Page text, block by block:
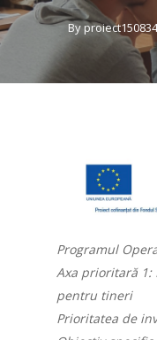
Byproiect150834
Programul
Axa prioritară
pentru tineri
Prioritatea de